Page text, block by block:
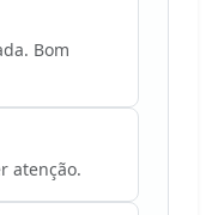
Bom
atenção.